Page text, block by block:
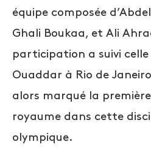
équipe composée
Ghali Boukaa, et Ali
participation a suivi celle
Ouaddar à Rio de
alors marqué la
royaume dans cette
olympique.